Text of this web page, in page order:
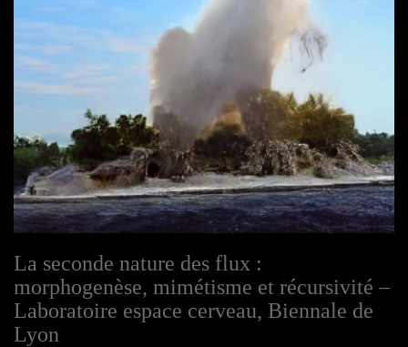
La seconde nature des flux :
morphogenèse, mimétisme et récursivité –
Laboratoire espace cerveau, Biennale de
Lyon